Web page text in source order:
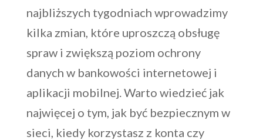
najbliższych tygodniach wprowadzimy
kilka zmian, które uproszczą obsługę
spraw i zwiększą poziom ochrony
danych w bankowości internetowej i
aplikacji mobilnej. Warto wiedzieć jak
najwięcej o tym, jak być bezpiecznym w
sieci, kiedy korzystasz z konta czy